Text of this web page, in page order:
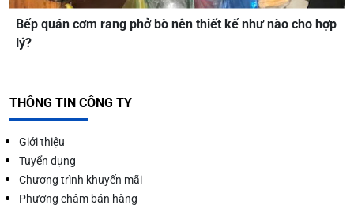
Bếp quán cơm rang phở bò nên thiết kế như nào cho hợp
lý?
THÔNG TIN CÔNG TY
Giới thiệu
Tuyển dụng
Chương trình khuyến mãi
Phương châm bán hàng